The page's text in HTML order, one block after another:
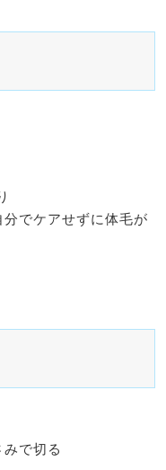
でケアせずに体毛が
で切る